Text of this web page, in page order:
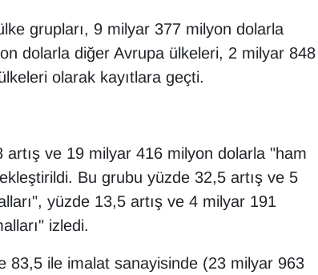
grupları, 9 milyar 377 milyon dolarla
dolarla diğer Avrupa ülkeleri, 2 milyar 848
olarak kayıtlara geçti.
ve 19 milyar 416 milyon dolarla "ham
Bu grubu yüzde 32,5 artış ve 5
yüzde 13,5 artış ve 4 milyar 191
izledi.
83,5 ile imalat sanayisinde (23 milyar 963